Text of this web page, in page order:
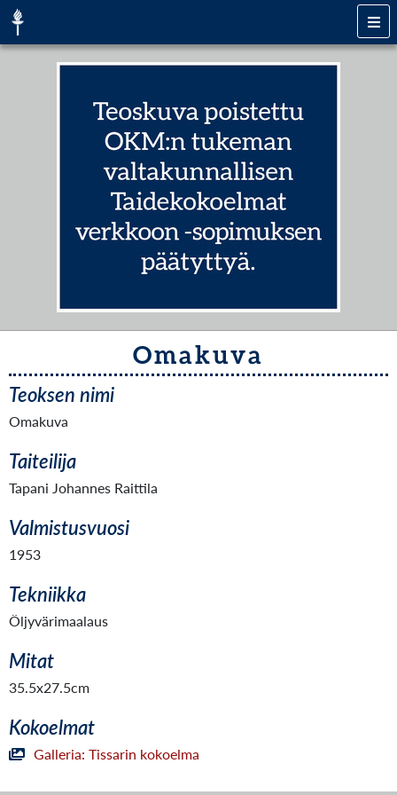
Omakuva
Teoksen nimi
Omakuva
Taiteilija
Tapani Johannes Raittila
Valmistusvuosi
1953
Tekniikka
Öljyvärimaalaus
Mitat
35.5x27.5cm
Kokoelmat
Galleria: Tissarin kokoelma